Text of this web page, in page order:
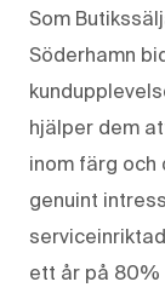
Som
Söderhamn
hjälper dem
inom färg och
genuint
ett år på 80%